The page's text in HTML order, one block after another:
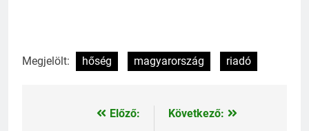
Megjelölt: hőség magyarország riadó
BejegyzésElőző:
Következő: